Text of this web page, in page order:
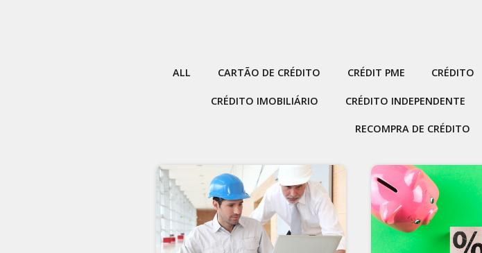
ALL CARTÃO DE CRÉDITO CRÉDIT PME CRÉDITO
CRÉDITO IMOBILIÁRIO CRÉDITO INDEPENDENTE
RECOMPRA DE CRÉDITO